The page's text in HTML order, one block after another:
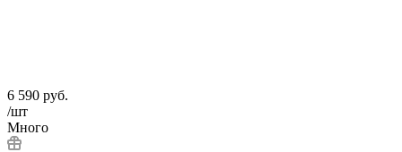
6 590 руб.
/шт
Много